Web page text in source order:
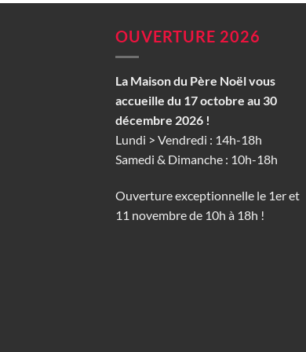
OUVERTURE 2026
La Maison du Père Noël vous
accueille du 17 octobre au 30
décembre 2026 !
Lundi > Vendredi : 14h-18h
Samedi & Dimanche : 10h-18h
Ouverture exceptionnelle le 1er et
11 novembre de 10h à 18h !